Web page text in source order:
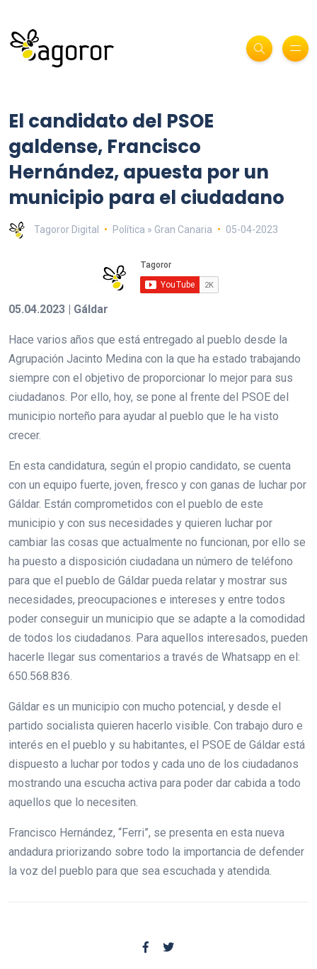
El candidato del PSOE
galdense, Francisco
Hernández, apuesta por un
municipio para el ciudadano
Tagoror Digital Política » Gran Canaria 05-04-2023
05.04.2023 | Gáldar
Hace varios años que está entregado al pueblo desde la
Agrupación Jacinto Medina con la que ha estado trabajando
siempre con el objetivo de proporcionar lo mejor para sus
ciudadanos. Por ello, hoy, se pone al frente del PSOE del
municipio norteño para ayudar al pueblo que le ha visto
crecer.
En esta candidatura, según el propio candidato, se cuenta
con un equipo fuerte, joven, fresco y con ganas de luchar por
Gáldar. Están comprometidos con el pueblo de este
municipio y con sus necesidades y quieren luchar por
cambiar las cosas que actualmente no funcionan, por ello se
ha puesto a disposición ciudadana un número de teléfono
para que el pueblo de Gáldar pueda relatar y mostrar sus
necesidades, preocupaciones e intereses y entre todos
poder conseguir un municipio que se adapte a la comodidad
de todos los ciudadanos. Para aquellos interesados, pueden
hacerle llegar sus comentarios a través de Whatsapp en el:
650.568.836.
Gáldar es un municipio con mucho potencial, y desde el
partido socialista quieren hacerlo visible. Con trabajo duro e
interés en el pueblo y su habitantes, el PSOE de Gáldar está
dispuesto a luchar por todos y cada uno de los ciudadanos
mostrando una escucha activa para poder dar cabida a todo
aquellos que lo necesiten.
Francisco Hernández, “Ferri”, se presenta en esta nueva
andadura priorizando sobre todo la importancia de defender
la voz del pueblo para que sea escuchada y atendida.